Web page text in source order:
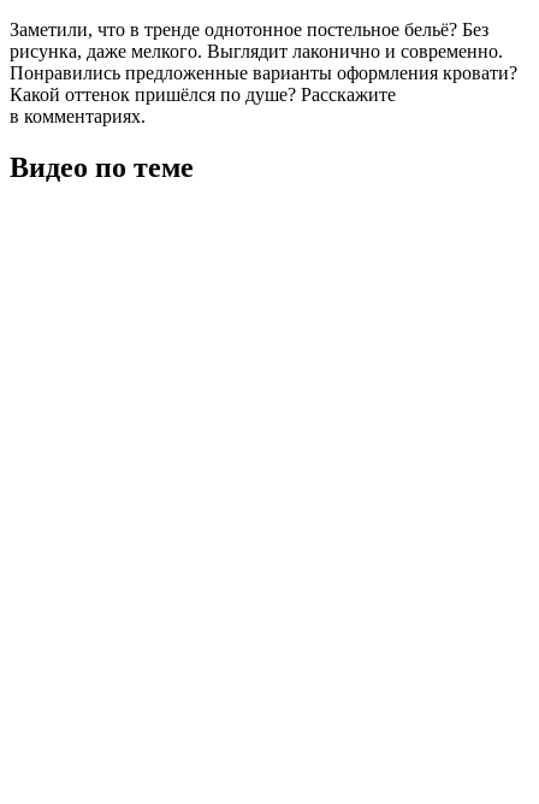
Заметили, что в тренде однотонное постельное бельё? Без
рисунка, даже мелкого. Выглядит лаконично и современно.
Понравились предложенные варианты оформления кровати?
Какой оттенок пришёлся по душе? Расскажите
в комментариях.
Видео по теме